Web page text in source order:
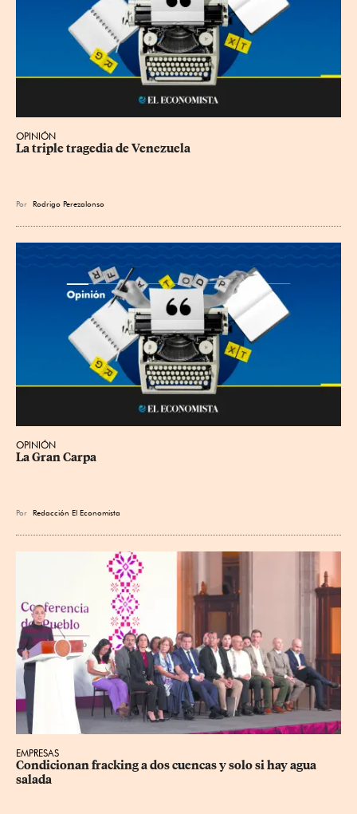
OPINIÓN
La triple tragedia de Venezuela
Por Rodrigo Perezalonso
OPINIÓN
La Gran Carpa
Por Redacción El Economista
EMPRESAS
Condicionan fracking a dos cuencas y solo si hay agua
salada